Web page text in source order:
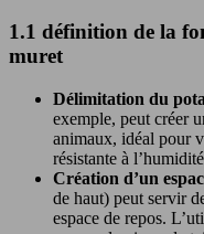
1.1 définition de la
muret
Délimitation du
exemple, peut créer
animaux, idéal pour
résistante à
Création d’un
de haut) peut servir
espace de repos.